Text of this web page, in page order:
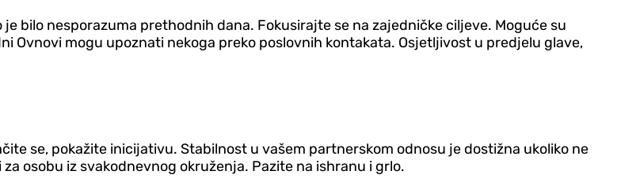
bilo nesporazuma prethodnih dana. Fokusirajte se na zajedničke ciljeve. Moguće su
Ovnovi mogu upoznati nekoga preko poslovnih kontakata. Osjetljivost u predjelu glave,
se, pokažite inicijativu. Stabilnost u vašem partnerskom odnosu je dostižna ukoliko ne
osobu iz svakodnevnog okruženja. Pazite na ishranu i grlo.